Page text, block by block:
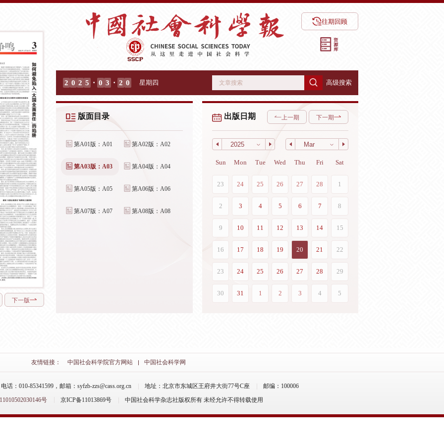
下一版
往期回顾
2 0 2 5 · 0 3 · 2 0 星期四 高级搜索
版面目录
第A01版：A01 第A02版：A02
第A03版：A03 第A04版：A04
第A05版：A05 第A06版：A06
第A07版：A07 第A08版：A08
出版日期 上一期 下一期
友情链接： 中国社会科学院官方网站 中国社会科学网
：010-85341599，邮箱：syfzb-zzs@cass.org.cn 地址：北京市东城区王府井大街77号C座
邮编：100006
号
京ICP备11013869号 中国社会科学杂志社版权所有 未经允许不得转载使用